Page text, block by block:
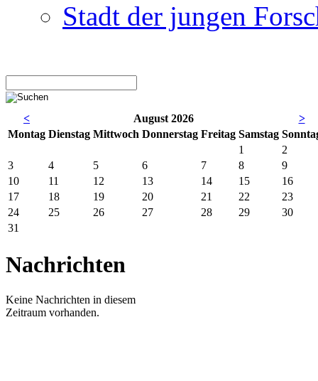
Stadt der jungen
< August 2026
>
Montag Dienstag Mittwoch Donnerstag Freitag Samstag So
1
2
3
4 5 6 7 8
9
10
11 12 13 14 15
16
17
18 19 20 21 22
23
24
25 26 27 28 29
30
31
Nachrichten
Keine Nachrichten in diesem
Zeitraum vorhanden.